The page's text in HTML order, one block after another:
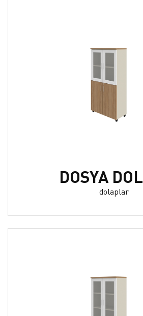
DOSYA
dolaplar